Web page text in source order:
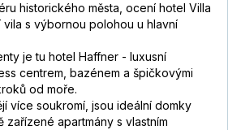
historického města, ocení hotel Villa
s výbornou polohou u hlavní
je tu hotel Haffner - luxusní
centrem, bazénem a špičkovými
od moře.
více soukromí, jsou ideální domky
zařízené apartmány s vlastním